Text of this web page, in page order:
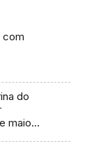
com
do
maio